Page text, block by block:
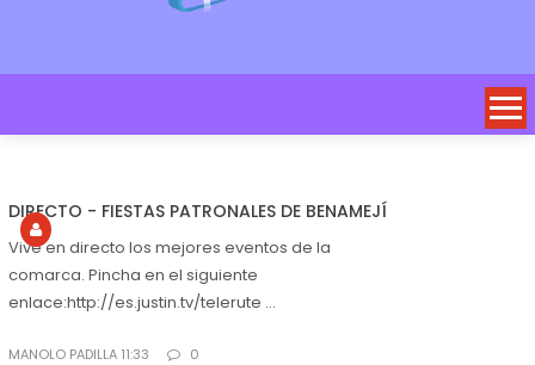
DIRECTO - FIESTAS PATRONALES DE BENAMEJÍ
Vive en directo los mejores eventos de la
comarca. Pincha en el siguiente
enlace:http://es.justin.tv/telerute ...
MANOLO PADILLA 11:33 0